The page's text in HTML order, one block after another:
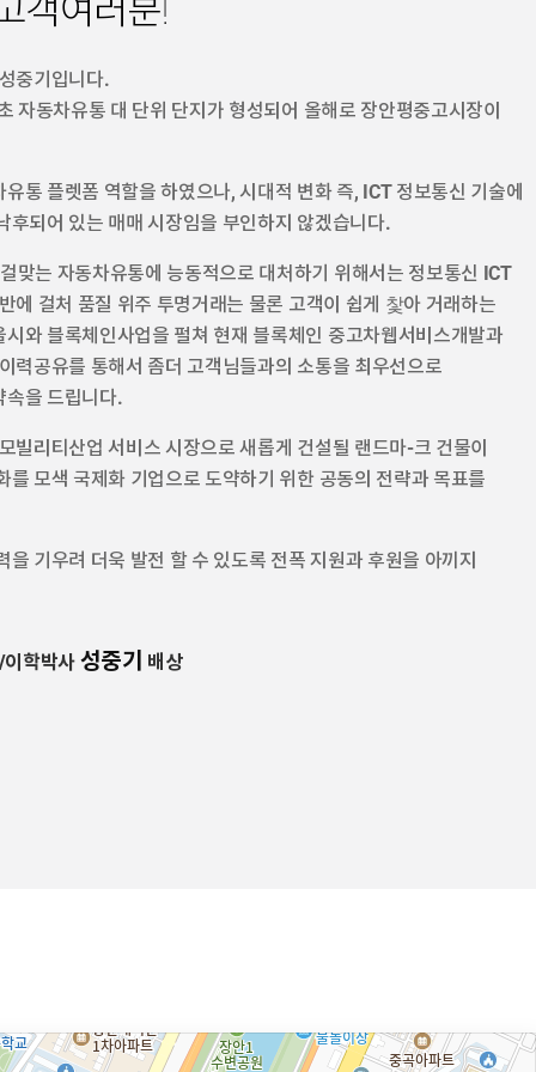
객여러분!
중기입니다.
자동차유통 대 단위 단지가 형성되어 올해로 장안평중고시장이
통 플렛폼 역할을 하였으나, 시대적 변화 즉, ICT 정보통신 기술에
후되어 있는 매매 시장임을 부인하지 않겠습니다.
맞는 자동차유통에 능동적으로 대처하기 위해서는 정보통신 ICT
에 걸처 품질 위주 투명거래는 물론 고객이 쉽게 찿아 거래하는
와 블록체인사업을 펄쳐 현재 블록체인 중고차웹서비스개발과
력공유를 통해서 좀더 고객님들과의 소통을 최우선으로
속을 드립니다.
빌리티산업 서비스 시장으로 새롭게 건설될 랜드마-크 건물이
를 모색 국제화 기업으로 도약하기 위한 공동의 전략과 목표를
기우려 더욱 발전 할 수 있도록 전폭 지원과 후원을 아끼지
학박사 성중기 배상